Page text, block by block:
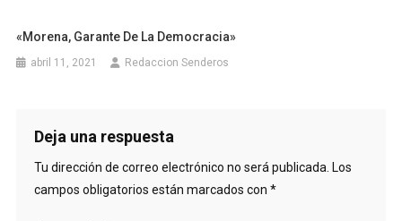
«Morena, Garante De La Democracia»
abril 11, 2021 Redaccion Senderos
Deja una respuesta
Tu dirección de correo electrónico no será publicada. Los
campos obligatorios están marcados con *